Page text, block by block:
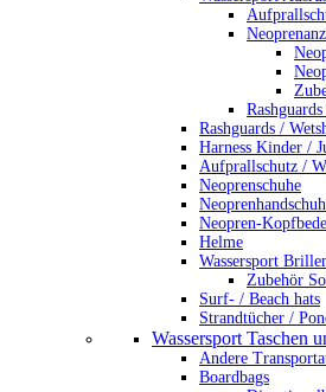
Rashguards /
Harness Kinder /
Aufprallschutz /
Neoprenschuhe
Neopren-
Helme
Wassersport
Zubehör
Surf- / Beach hats
Strandtücher /
Wassersport Taschen
Andere
Boardbags